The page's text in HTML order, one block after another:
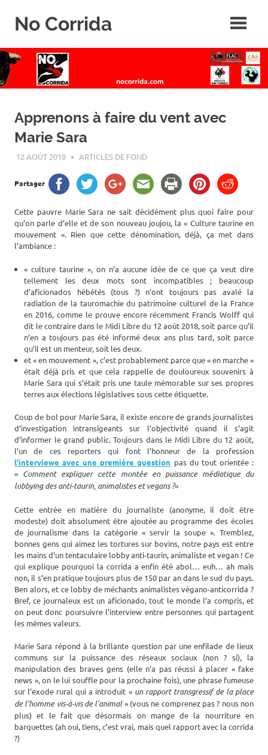
No Corrida
de
la
corrida
Apprenons à faire du vent avec
Marie Sara
12 AOÛT 2018 ROGER LAHANA
ARTICLES DE FOND
Partager
Cette pauvre Marie Sara ne sait décidément plus quoi faire pour
qu’on parle d’elle et de son nouveau joujou, la « Culture taurine en
mouvement ». Rien que cette dénomination, déjà, ça met dans
l’ambiance :
« culture taurine », on n’a aucune idée de ce que ça veut dire
tellement les deux mots sont incompatibles ; beaucoup
d’aficionados hébétés (tous ?) n’ont toujours pas avalé la
radiation de la tauromachie du patrimoine culturel de la France
en 2016, comme le prouve encore récemment Francis Wolff qui
dit le contraire dans le Midi Libre du 12 août 2018, soit parce qu’il
n’en a toujours pas été informé deux ans plus tard, soit parce
qu’il est un menteur, soit les deux.
et « en mouvement », c’est probablement parce que « en marche »
était déjà pris et que cela rappelle de douloureux souvenirs à
Marie Sara qui s’était pris une taule mémorable sur ses propres
terres aux élections législatives sous cette étiquette.
Coup de bol pour Marie Sara, il existe encore de grands journalistes
d’investigation intransigeants sur l’objectivité quand il s’agit
d’informer le grand public. Toujours dans le Midi Libre du 12 août,
l’un de ces reporters qui font l’honneur de la profession
l’interviewe avec une première question pas du tout orientée :
« Comment expliquer cette montée en puissance médiatique du
lobbying des anti-taurin, animalistes et vegans ?«
Cette entrée en matière du journaliste (anonyme, il doit être
modeste) doit absolument être ajoutée au programme des écoles
de journalisme dans la catégorie « servir la soupe ». Tremblez,
bonnes gens qui aimez les tortures sur bovins, notre pays est entre
les mains d’un tentaculaire lobby anti-taurin, animaliste et vegan ! Ce
qui explique pourquoi la corrida a enfin été abol… euh… ah mais
non, il s’en pratique toujours plus de 150 par an dans le sud du pays.
Ben alors, et ce lobby de méchants animalistes végano-anticorrida ?
Bref, ce journaleux est un aficionado, tout le monde l’a compris, et
on peut donc poursuivre l’interview entre personnes qui partagent
les mêmes valeurs.
Marie Sara répond à la brillante question par une enfilade de lieux
communs sur la puissance des réseaux sociaux (non ? si), la
manipulation des braves gens (elle n’a pas réussi à placer « fake
news », on le lui souffle pour la prochaine fois), une phrase fumeuse
sur l’exode rural qui a introduit « un rapport transgressif de la place
de l’homme vis-à-vis de l’animal» (vous ne comprenez pas ? nous non
plus) et le fait que désormais on mange de la nourriture en
barquettes (ah oui, tiens, c’est vrai, mais quel rapport avec la corrida
?)